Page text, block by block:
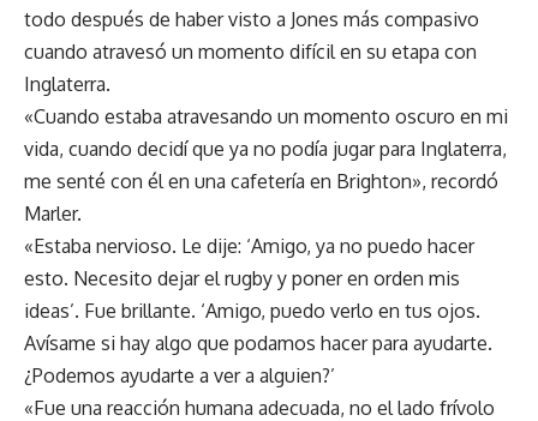
todo después de haber visto a Jones más compasivo
cuando atravesó un momento difícil en su etapa con
Inglaterra.
«Cuando estaba atravesando un momento oscuro en mi
vida, cuando decidí que ya no podía jugar para Inglaterra,
me senté con él en una cafetería en Brighton», recordó
Marler.
«Estaba nervioso. Le dije: ‘Amigo, ya no puedo hacer
esto. Necesito dejar el rugby y poner en orden mis
ideas’. Fue brillante. ‘Amigo, puedo verlo en tus ojos.
Avísame si hay algo que podamos hacer para ayudarte.
¿Podemos ayudarte a ver a alguien?’
«Fue una reacción humana adecuada, no el lado frívolo